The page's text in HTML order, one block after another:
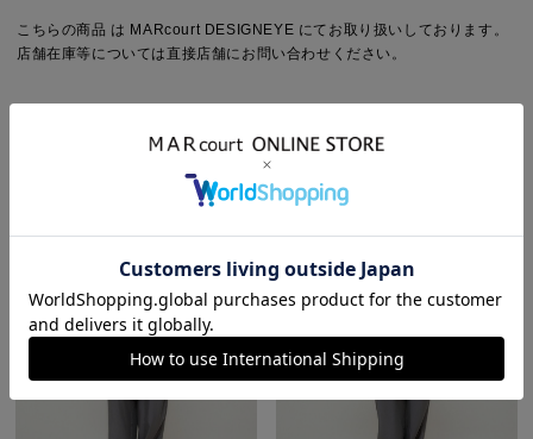
こちらの商品 は MARcourt DESIGNEYE にてお取り扱いしております。
店舗在庫等については直接店舗にお問い合わせください。
STYLING